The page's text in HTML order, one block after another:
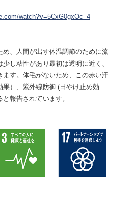
watch?v=5CxG0gxOc_4
、人間が出す体温調節のために流
し粘性があり最初は透明に近く、
ます。体毛がないため、この赤い汗
）、紫外線防御 (日やけ止め効
報告されています。